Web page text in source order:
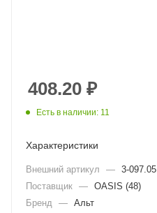
408.20 ₽
Есть в наличии: 11
Характеристики
Внешний артикул — 3-097.05
Поставщик — OASIS (48)
Бренд
— Альт